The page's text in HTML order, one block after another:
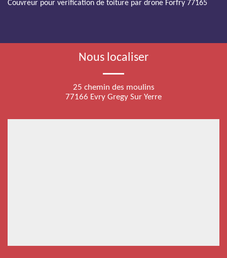
Couvreur pour verification de toiture par drone Forfry 77165
Nous localiser
25 chemin des moulins
77166 Evry Gregy Sur Yerre